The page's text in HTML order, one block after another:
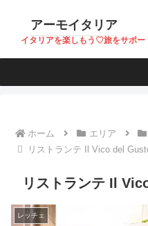
アーモイタリア
イタリアを楽しもう♡旅をサポー
ホーム エリア
リストランテ Il Vico del
リストランテ Il
レッチェ